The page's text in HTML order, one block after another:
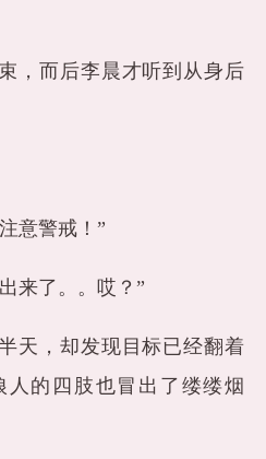
，而后李晨才听到从身后
意警戒！”
来了。。哎？”
天，却发现目标已经翻着
的四肢也冒出了缕缕烟